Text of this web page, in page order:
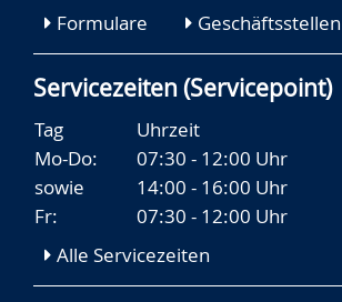
Formulare Geschäftsstellen
Servicezeiten (Servicepoint)
Tag
Uhrzeit
Mo-Do:
07:30 - 12:00 Uhr
sowie
14:00 - 16:00 Uhr
Fr:
07:30 - 12:00 Uhr
Alle Servicezeiten